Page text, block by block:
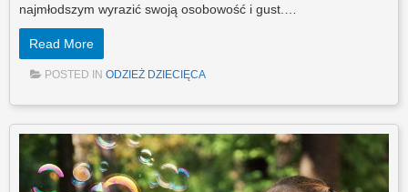
najmłodszym wyrazić swoją osobowość i gust.…
Read More
POSTED IN ODZIEŻ DZIECIĘCA